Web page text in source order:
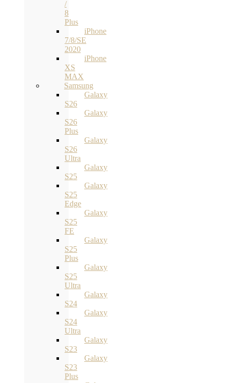
/
8
Plus
iPhone
7/8/SE
2020
iPhone
XS
MAX
Samsung
Galaxy
S26
Galaxy
S26
Plus
Galaxy
S26
Ultra
Galaxy
S25
Galaxy
S25
Edge
Galaxy
S25
FE
Galaxy
S25
Plus
Galaxy
S25
Ultra
Galaxy
S24
Galaxy
S24
Ultra
Galaxy
S23
Galaxy
S23
Plus